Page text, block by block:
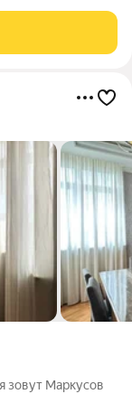
на 15 этаже 17-
зовут Маркусов